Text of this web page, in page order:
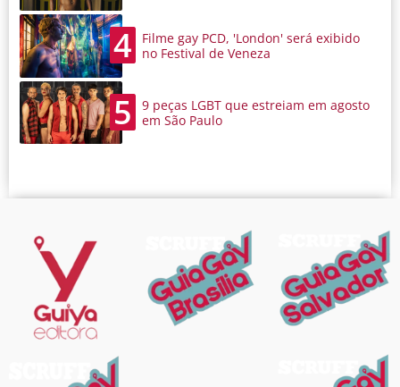
4
Filme gay PCD, 'London' será exibido
no Festival de Veneza
5
9 peças LGBT que estreiam em agosto
em São Paulo